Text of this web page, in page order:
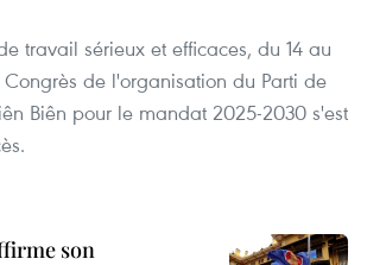
travail sérieux et efficaces, du 14 au
Congrès de l'organisation du Parti de
Biên pour le mandat 2025-2030 s'est
son